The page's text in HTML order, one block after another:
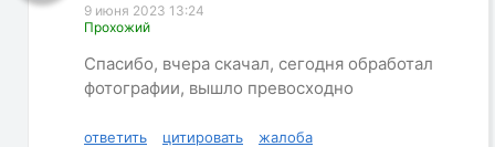
9 июня 2023 13:24
Прохожий
Спасибо, вчера скачал, сегодня обработал
фотографии, вышло превосходно
ответить цитировать жалоба